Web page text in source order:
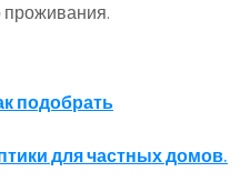
проживания.
подобрать
для частных домов.